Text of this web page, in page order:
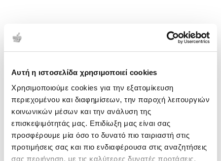
Αυτή η ιστοσελίδα χρησιμοποιεί cookies
Χρησιμοποιούμε cookies για την εξατομίκευση
περιεχομένου και διαφημίσεων, την παροχή λειτουργιών
κοινωνικών μέσων και την ανάλυση της
επισκεψιμότητάς μας. Επιδίωξη μας είναι σας
προσφέρουμε μία όσο το δυνατό πιο ταιριαστή στις
προτιμήσεις σας και πιο ενδιαφέρουσα στις αναζητήσεις
σας περιήγηση, με τις καλύτερες δυνατές προτάσεις.